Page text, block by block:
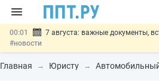
00:01
7 августа: важные документы,
#новости
06.08 Минпромторг предложил
электроники в госзакупках#новости
Главная Юристу